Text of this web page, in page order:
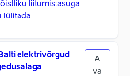
liitumistasuga
lülitada
elektrivõrgud
A
va